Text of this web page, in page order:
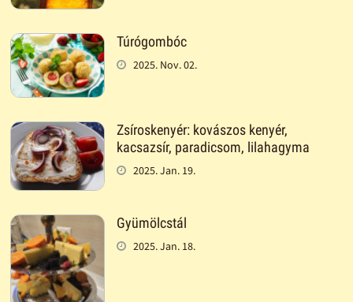
Túrógombóc
2025. Nov. 02.
Zsíroskenyér: kovászos kenyér,
kacsazsír, paradicsom, lilahagyma
2025. Jan. 19.
Gyümölcstál
2025. Jan. 18.